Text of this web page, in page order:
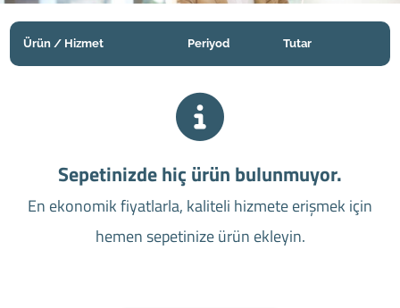
Ürün / Hizmet Periyod Tutar
Sepetinizde hiç ürün bulunmuyor.
En ekonomik fiyatlarla, kaliteli hizmete erişmek için
hemen sepetinize ürün ekleyin.